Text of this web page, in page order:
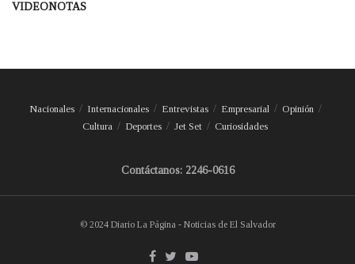
VIDEONOTAS
Nacionales Internacionales Entrevistas Empresarial
Opinión
Cultura
Deportes Jet Set Curiosidades
Contáctanos: 2246-0616
© 2024 Diario La Página - Noticias de El Salvador